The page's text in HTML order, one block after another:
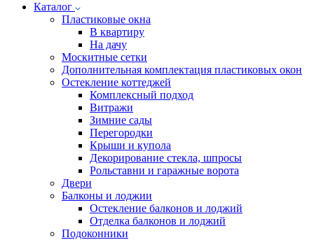
Каталог
Пластиковые окна
В квартиру
На дачу
Москитные сетки
Дополнительная комплектация пластиковых окон
Остекление коттеджей
Комплексный подход
Витражи
Зимние сады
Перегородки
Крыши и купола
Декорирование стекла, шпросы
Рольставни и гаражные ворота
Двери
Балконы и лоджии
Остекление балконов и лоджий
Отделка балконов и лоджий
Подоконники